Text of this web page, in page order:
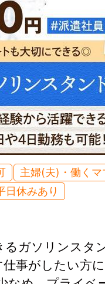
主婦(夫)・働くマ
日休みあり
るガソリンスタ
事がしたい方